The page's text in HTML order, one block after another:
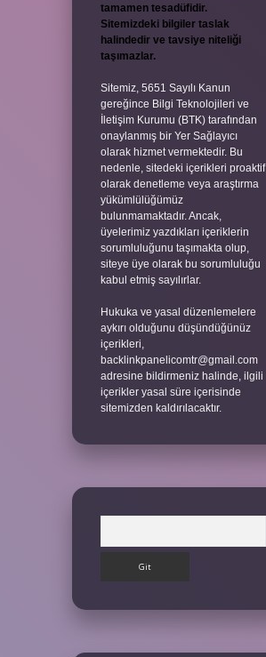
tamamen tesadüfidir.
Sitemizdeki bilgiler taslak
halindedir ve tavsiye niteliği
taşımazlar.
Sitemiz, 5651 Sayılı Kanun
gereğince Bilgi Teknolojileri ve
İletişim Kurumu (BTK) tarafından
onaylanmış bir Yer Sağlayıcı
olarak hizmet vermektedir. Bu
nedenle, sitedeki içerikleri proaktif
olarak denetleme veya araştırma
yükümlülüğümüz
bulunmamaktadır. Ancak,
üyelerimiz yazdıkları içeriklerin
sorumluluğunu taşımakta olup,
siteye üye olarak bu sorumluluğu
kabul etmiş sayılırlar.
Hukuka ve yasal düzenlemelere
aykırı olduğunu düşündüğünüz
içerikleri,
backlinkpanelicomtr@gmail.com
adresine bildirmeniz halinde, ilgili
içerikler yasal süre içerisinde
sitemizden kaldırılacaktır.